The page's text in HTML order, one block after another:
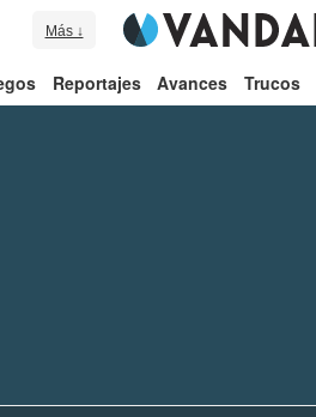
Más ↓
Reportajes Avances Trucos